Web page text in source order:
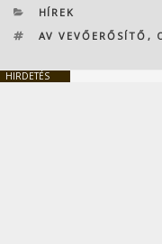
KATEGÓRIÁK
HÍREK
CÍMKÉK
AV VEVŐERŐSÍTŐ ,
HIRDETÉS